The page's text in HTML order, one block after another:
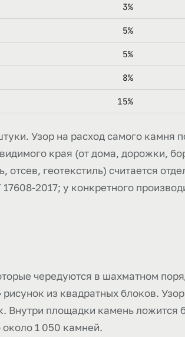
3%
5%
5%
8%
15%
Узор на расход самого камня
края (от дома, дорожки,
геотекстиль) считается
2017; у конкретного
чередуются в шахматном
из квадратных блоков.
Внутри площадки камень ложится
около 1 050 камней.